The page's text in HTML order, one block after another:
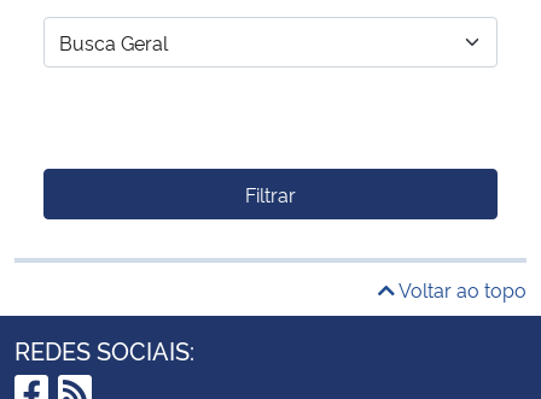
Filtrar
Voltar ao topo
REDES SOCIAIS: